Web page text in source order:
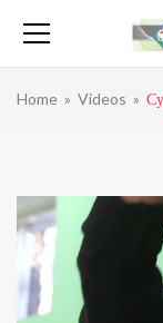
Home » Videos »